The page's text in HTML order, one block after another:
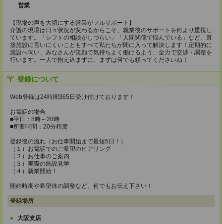
営業
【現場の声を大切にする営業がフルサポート】
介護の現場は日々状況が変わるからこそ、就業後のサポートを何より重視し
ています。「シフトの相談がしづらい」「人間関係で悩んでいる」など、直
接施設に言いにくいこともすべて私たちが間に入って解決します！定期的に
施設へ伺い、みなさんが笑顔で気持ちよく働けるよう、全力で交渉・調整を
行います。一人で抱え込まずに、まずは何でも頼ってくださいね！
登録について
Web登録は24時間365日受け付けております！
お電話の場合
■平日：8時～20時
■所要時間：20分程度
登録後の流れ（お仕事開始まで最短5日！）
（１）お電話でのご希望のヒアリング
（２）お仕事のご案内
（３）実際の施設見学
（４）就業開始！
開始時期や希望休の調整など、何でもお伝え下さい！
登録場所
大阪支店